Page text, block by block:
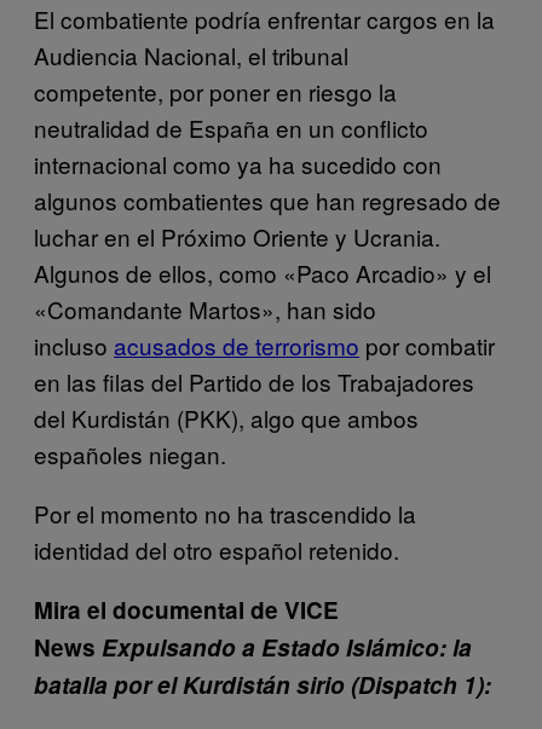
El combatiente podría enfrentar cargos en la
Audiencia Nacional, el tribunal
competente, por poner en riesgo la
neutralidad de España en un conflicto
internacional como ya ha sucedido con
algunos combatientes que han regresado de
luchar en el Próximo Oriente y Ucrania.
Algunos de ellos, como «Paco Arcadio» y el
«Comandante Martos», han sido
incluso acusados de terrorismo por combatir
en las filas del Partido de los Trabajadores
del Kurdistán (PKK), algo que ambos
españoles niegan.
Por el momento no ha trascendido la
identidad del otro español retenido.
Mira el documental de VICE
News Expulsando a Estado Islámico: la
batalla por el Kurdistán sirio (Dispatch 1):